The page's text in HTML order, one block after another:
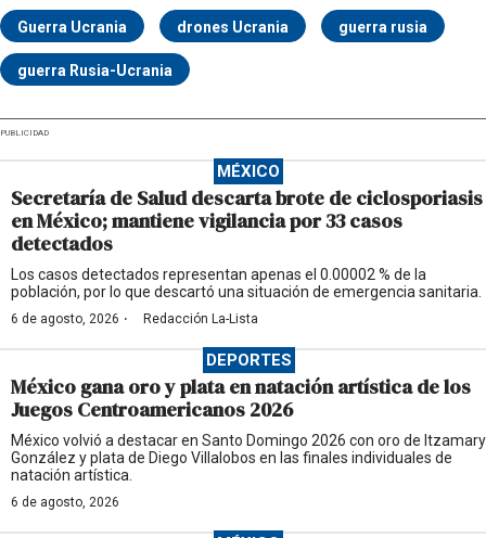
Guerra Ucrania drones Ucrania guerra rusia
guerra Rusia-Ucrania
PUBLICIDAD
MÉXICO
Secretaría de Salud descarta brote de ciclosporiasis
en México; mantiene vigilancia por 33 casos
detectados
Los casos detectados representan apenas el 0.00002 % de la
población, por lo que descartó una situación de emergencia sanitaria.
6 de agosto, 2026 · Redacción La-Lista
DEPORTES
México gana oro y plata en natación artística de los
Juegos Centroamericanos 2026
México volvió a destacar en Santo Domingo 2026 con oro de Itzamary
González y plata de Diego Villalobos en las finales individuales de
natación artística.
6 de agosto, 2026